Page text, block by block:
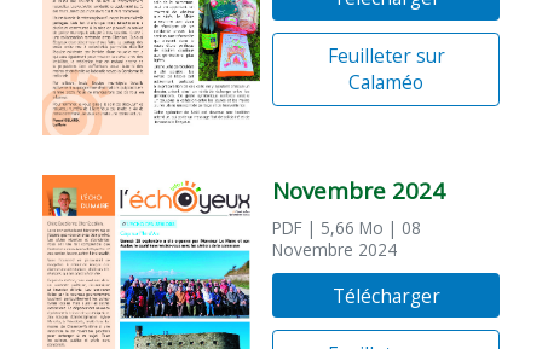
Feuilleter sur
Calaméo
Novembre 2024
PDF | 5,66 Mo | 08
Novembre 2024
Télécharger